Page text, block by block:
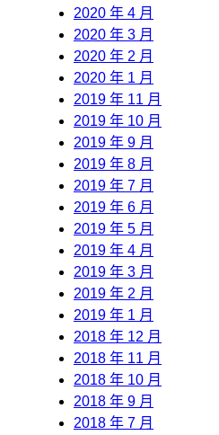
2020 年 4 月
2020 年 3 月
2020 年 2 月
2020 年 1 月
2019 年 11 月
2019 年 10 月
2019 年 9 月
2019 年 8 月
2019 年 7 月
2019 年 6 月
2019 年 5 月
2019 年 4 月
2019 年 3 月
2019 年 2 月
2019 年 1 月
2018 年 12 月
2018 年 11 月
2018 年 10 月
2018 年 9 月
2018 年 7 月